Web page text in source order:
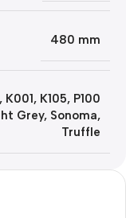
480 mm
, K001, K105, P100
Grey, Sonoma,
Truffle